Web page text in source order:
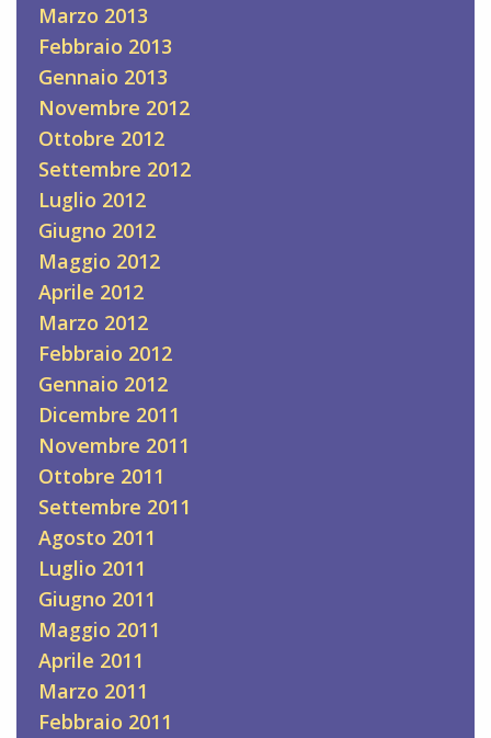
Marzo 2013
Febbraio 2013
Gennaio 2013
Novembre 2012
Ottobre 2012
Settembre 2012
Luglio 2012
Giugno 2012
Maggio 2012
Aprile 2012
Marzo 2012
Febbraio 2012
Gennaio 2012
Dicembre 2011
Novembre 2011
Ottobre 2011
Settembre 2011
Agosto 2011
Luglio 2011
Giugno 2011
Maggio 2011
Aprile 2011
Marzo 2011
Febbraio 2011